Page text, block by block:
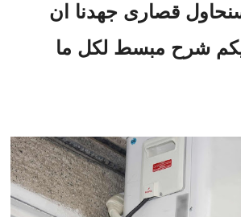
قصارى جهدنا ان
شرح مبسط لكل ما